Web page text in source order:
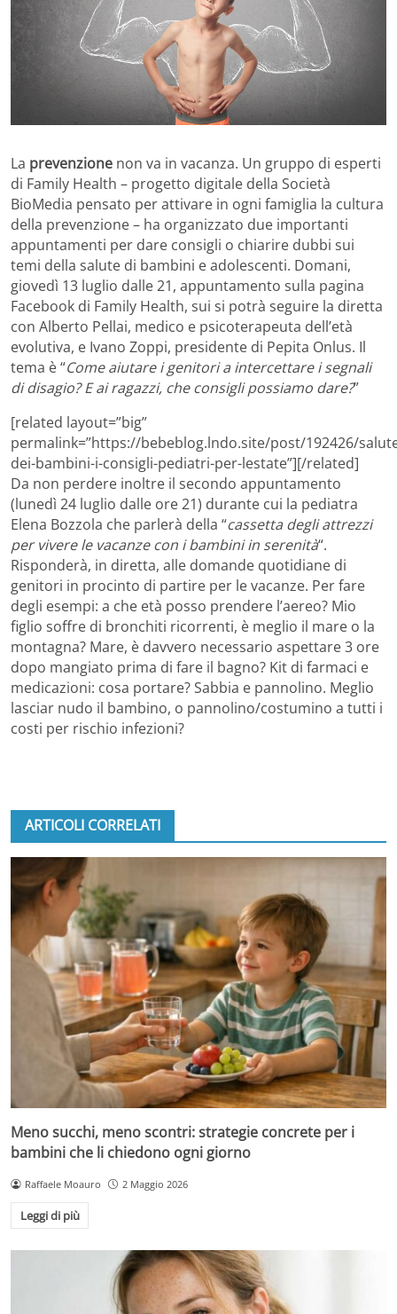
La prevenzione non va in vacanza. Un gruppo di esperti
di Family Health – progetto digitale della Società
BioMedia pensato per attivare in ogni famiglia la cultura
della prevenzione – ha organizzato due importanti
appuntamenti per dare consigli o chiarire dubbi sui
temi della salute di bambini e adolescenti. Domani,
giovedì 13 luglio dalle 21, appuntamento sulla pagina
Facebook di Family Health, sui si potrà seguire la diretta
con Alberto Pellai, medico e psicoterapeu­ta dell’età
evolutiva, e Ivano Zoppi, presidente di Pepita Onlus. Il
tema è “Come aiutare i genitori a intercettare i segnali
di disagio? E ai ragazzi, che consigli possiamo dare?”
[related layout=”big”
permalink=”https://bebeblog.lndo.site/post/192426/
dei-bambini-i-consigli-pediatri-per-lestate”][/related]
Da non perdere inoltre il secondo appuntamento
(lunedì 24 luglio dalle ore 21) durante cui la pediatra
Elena Bozzola che parlerà della “cassetta degli attrezzi
per vivere le vacanze con i bambini in serenità“.
Risponderà, in diretta, alle domande quotidiane di
genitori in procinto di partire per le vacanze. Per fare
degli esempi: a che età posso prendere l’aereo? Mio
figlio soffre di bronchiti ricorrenti, è meglio il mare o la
montagna? Mare, è davvero necessario aspettare 3 ore
dopo mangiato prima di fare il bagno? Kit di farmaci e
medicazioni: cosa portare? Sabbia e pannolino. Meglio
lasciar nudo il bambino, o pannolino/costumino a tutti i
costi per rischio infezioni?
ARTICOLI CORRELATI
Meno succhi, meno scontri: strategie concrete per i
bambini che li chiedono ogni giorno
Raffaele Moauro 2 Maggio 2026
Leggi di più